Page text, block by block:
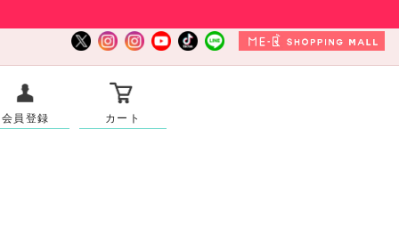
会員登録 カート